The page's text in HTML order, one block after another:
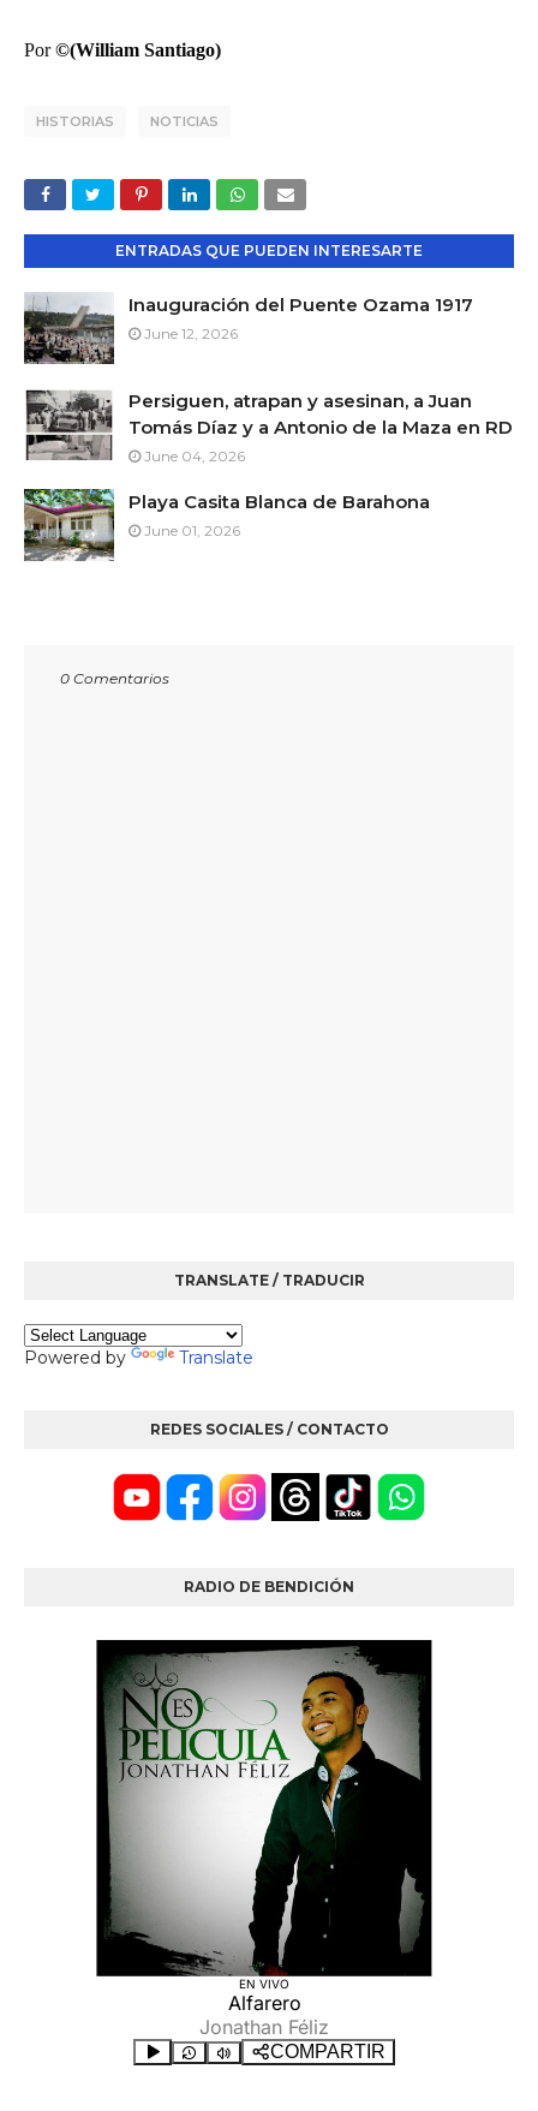
Por©(William Santiago)
HISTORIAS NOTICIAS
ENTRADAS QUE PUEDEN INTERESARTE
Inauguración del Puente Ozama 1917
June 12, 2026
Persiguen, atrapan y asesinan, a Juan
Tomás Díaz y a Antonio de la Maza en RD
June 04, 2026
Playa Casita Blanca de Barahona
June 01, 2026
0 Comentarios
TRANSLATE / TRADUCIR
Powered by Translate
REDES SOCIALES / CONTACTO
RADIO DE BENDICIÓN